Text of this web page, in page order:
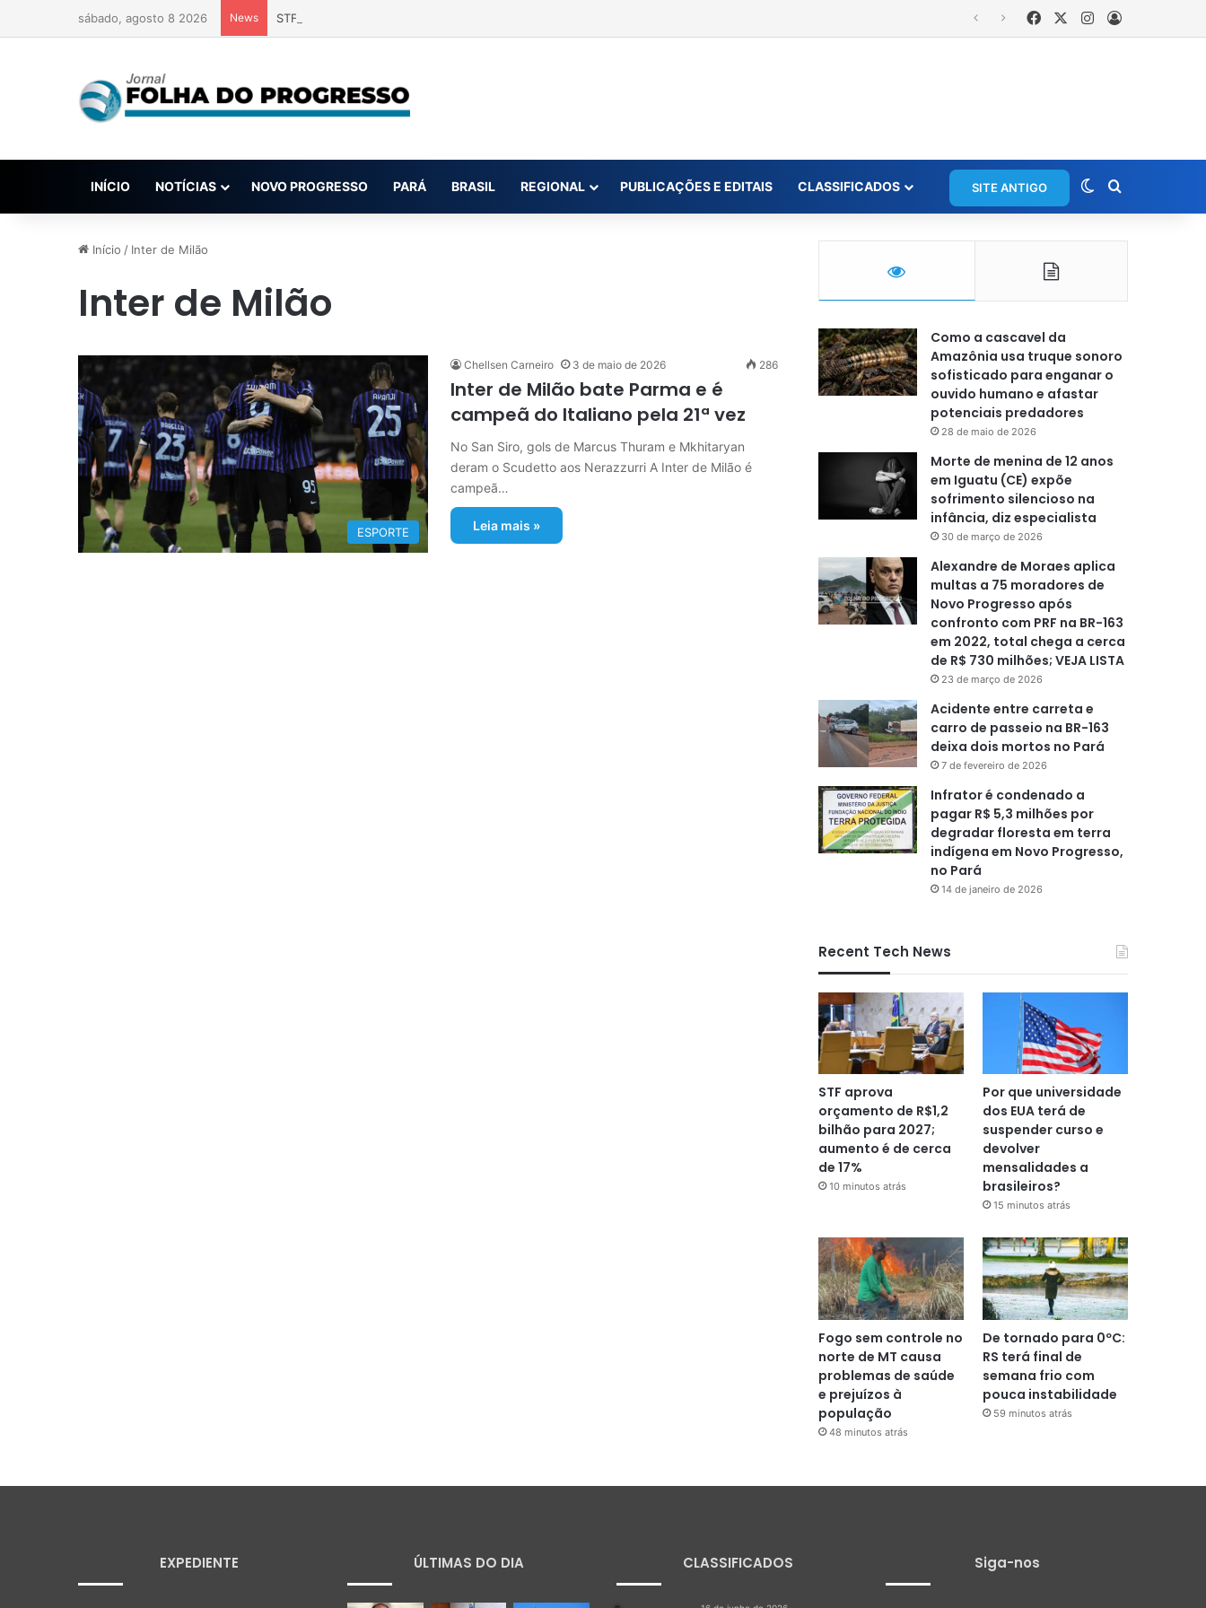
sábado, agosto 8 2026 News STF aprova orçamento de R$1,2 bilhão para 2027; aumento é de cerca de 17% FacebookInstagram
INÍCIO NOTÍCIAS NOVO PROGRESSO PARÁ BRASIL REGIONAL PUBLICAÇÕES E EDITAIS CLASSIFICADOS SITE ANTIGO Switch skin
Início / Inter de Milão
Inter de Milão
ESPORTE
Chellsen Carneiro 3 de maio de 2026 286
Inter de Milão bate Parma e é
campeã do Italiano pela 21ª vez
No San Siro, gols de Marcus Thuram e Mkhitaryan
deram o Scudetto aos Nerazzurri A Inter de Milão é
campeã…
Leia mais »
Como a cascavel da
Amazônia usa truque sonoro
sofisticado para enganar o
ouvido humano e afastar
potenciais predadores
28 de maio de 2026
Morte de menina de 12 anos
em Iguatu (CE) expõe
sofrimento silencioso na
infância, diz especialista
30 de março de 2026
Alexandre de Moraes aplica
multas a 75 moradores de
Novo Progresso após
confronto com PRF na BR-163
em 2022, total chega a cerca
de R$ 730 milhões; VEJA LISTA
23 de março de 2026
Acidente entre carreta e
carro de passeio na BR-163
deixa dois mortos no Pará
7 de fevereiro de 2026
Infrator é condenado a
pagar R$ 5,3 milhões por
degradar floresta em terra
indígena em Novo Progresso,
no Pará
14 de janeiro de 2026
Recent Tech News
STF aprova
orçamento de R$1,2
bilhão para 2027;
aumento é de cerca
de 17%
10 minutos atrás
Por que universidade
dos EUA terá de
suspender curso e
devolver
mensalidades a
brasileiros?
15 minutos atrás
Fogo sem controle no
norte de MT causa
problemas de saúde
e prejuízos à
população
48 minutos atrás
De tornado para 0ºC:
RS terá final de
semana frio com
pouca instabilidade
59 minutos atrás
EXPEDIENTE ÚLTIMAS DO DIA CLASSIFICADOS Siga-nos